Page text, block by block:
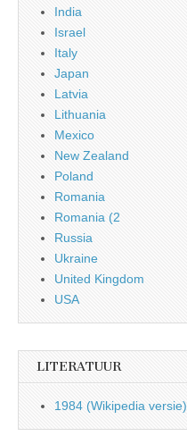
India
Israel
Italy
Japan
Latvia
Lithuania
Mexico
New Zealand
Poland
Romania
Romania (2
Russia
Ukraine
United Kingdom
USA
LITERATUUR
1984 (Wikipedia versie)